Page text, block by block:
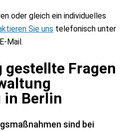
oder gleich ein individuelles
Sie uns telefonisch unter
Mail.
gestellte Fragen
in Berlin
sind bei